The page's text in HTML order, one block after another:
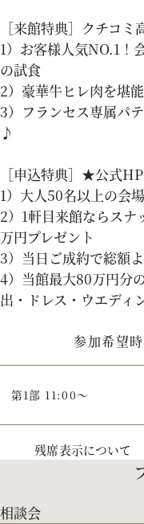
来店予約
資料請求
［来館特典］クチコ
1）お客様人気NO.1！
の試食
2）豪華牛ヒレ肉を堪
3）フランセス専属パ
♪
［申込特典］★公式
1）大人50名以上の会
2）1軒目来館ならスナ
万円プレゼント
3）当日ご成約で総額
4）当館最大80万円分
出・ドレス・ウエディ
参加希望
第1部 11:00～
残席表示につい
相談会